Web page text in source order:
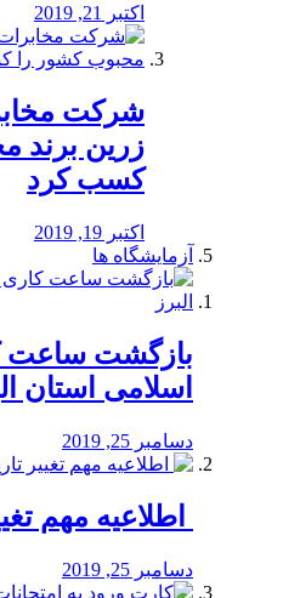
اکتبر 21, 2019
شرکت
زرین برند
کسب کرد
اکتبر 19, 2019
آزمایشگاه ها
بازگشت ساعت
اسلامی استان
دسامبر 25, 2019
اطلاعیه مهم
دسامبر 25, 2019